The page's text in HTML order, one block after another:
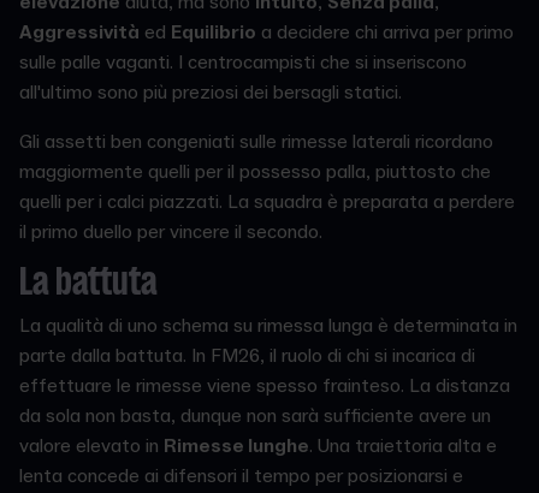
Aggressività ed Equilibrio a decidere chi arriva per primo
sulle palle vaganti. I centrocampisti che si inseriscono
all'ultimo sono più preziosi dei bersagli statici.
Gli assetti ben congeniati sulle rimesse laterali ricordano
maggiormente quelli per il possesso palla, piuttosto che
quelli per i calci piazzati. La squadra è preparata a perdere
il primo duello per vincere il secondo.
La battuta
La qualità di uno schema su rimessa lunga è determinata in
parte dalla battuta. In FM26, il ruolo di chi si incarica di
effettuare le rimesse viene spesso frainteso. La distanza
da sola non basta, dunque non sarà sufficiente avere un
valore elevato in Rimesse lunghe. Una traiettoria alta e
lenta concede ai difensori il tempo per posizionarsi e